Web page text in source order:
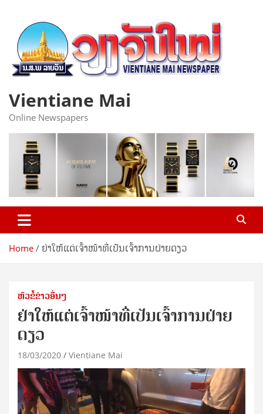
content
Vientiane Mai
Online Newspapers
Home ຢ່າໃຫ້ແຕ່ເຈົ້າໜ້າທີ່ເປັນເຈົ້າການຝ່າຍດຽວ
ຫົວຂໍ້ຂ່າວອື່ນໆ
ຢ່າໃຫ້ແຕ່ເຈົ້າໜ້າທີ່ເປັນເຈົ້າການຝ່າຍ
ດຽວ
18/03/2020 Vientiane Mai